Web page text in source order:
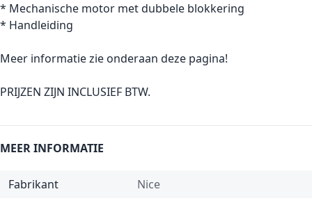
* Mechanische motor met dubbele blokkering
* Handleiding
Meer informatie zie onderaan deze pagina!
PRIJZEN ZIJN INCLUSIEF BTW.
MEER INFORMATIE
Fabrikant
Nice